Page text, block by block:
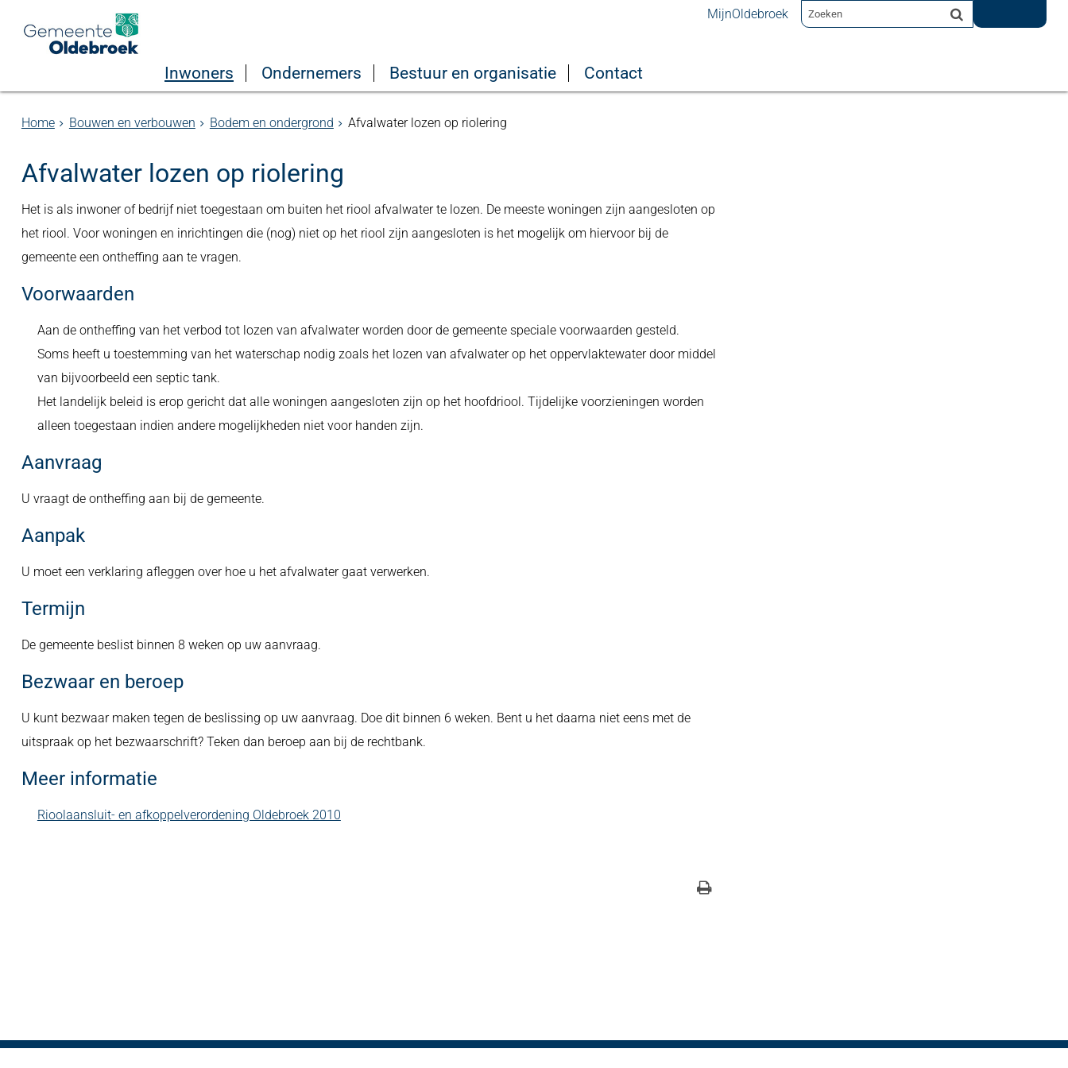
MijnOldebroek
Inwoners Ondernemers Bestuur en organisatie Contact
Home Bouwen en verbouwen Bodem en ondergrond Afvalwater lozen op riolering
Afvalwater lozen op riolering
Het is als inwoner of bedrijf niet toegestaan om buiten het riool afvalwater te lozen. De meeste woningen zijn aangesloten op
het riool. Voor woningen en inrichtingen die (nog) niet op het riool zijn aangesloten is het mogelijk om hiervoor bij de
gemeente een ontheffing aan te vragen.
Voorwaarden
Aan de ontheffing van het verbod tot lozen van afvalwater worden door de gemeente speciale voorwaarden gesteld.
Soms heeft u toestemming van het waterschap nodig zoals het lozen van afvalwater op het oppervlaktewater door middel
van bijvoorbeeld een septic tank.
Het landelijk beleid is erop gericht dat alle woningen aangesloten zijn op het hoofdriool. Tijdelijke voorzieningen worden
alleen toegestaan indien andere mogelijkheden niet voor handen zijn.
Aanvraag
U vraagt de ontheffing aan bij de gemeente.
Aanpak
U moet een verklaring afleggen over hoe u het afvalwater gaat verwerken.
Termijn
De gemeente beslist binnen 8 weken op uw aanvraag.
Bezwaar en beroep
U kunt bezwaar maken tegen de beslissing op uw aanvraag. Doe dit binnen 6 weken. Bent u het daarna niet eens met de
uitspraak op het bezwaarschrift? Teken dan beroep aan bij de rechtbank.
Meer informatie
Rioolaansluit- en afkoppelverordening Oldebroek 2010